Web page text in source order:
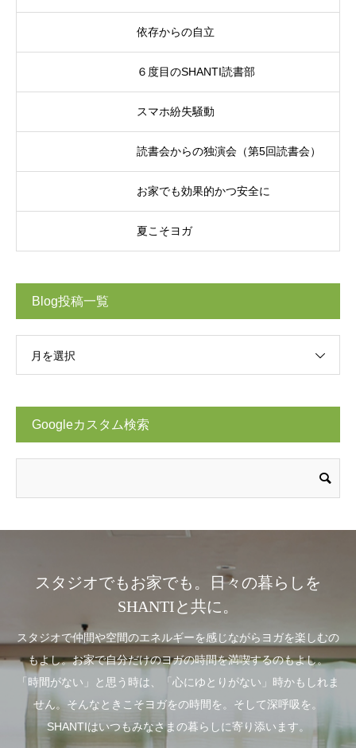
依存からの自立
６度目のSHANTI読書部
スマホ紛失騒動
読書会からの独演会（第5回読書会）
お家でも効果的かつ安全に
夏こそヨガ
Blog投稿一覧
月を選択
Googleカスタム検索
スタジオでもお家でも。日々の暮らしを
SHANTIと共に。
スタジオで仲間や空間のエネルギーを感じながらヨガを楽しむの
もよし。お家で自分だけのヨガの時間を満喫するのもよし。
「時間がない」と思う時は、「心にゆとりがない」時かもしれま
せん。そんなときこそヨガをの時間を。そして深呼吸を。
SHANTIはいつもみなさまの暮らしに寄り添います。